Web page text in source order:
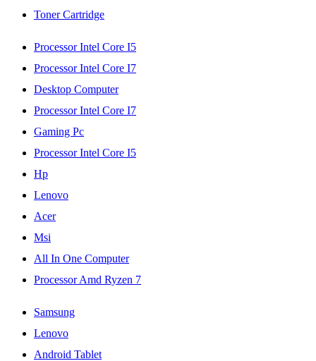
Toner Cartridge
Processor Intel Core I5
Processor Intel Core I7
Desktop Computer
Processor Intel Core I7
Gaming Pc
Processor Intel Core I5
Hp
Lenovo
Acer
Msi
All In One Computer
Processor Amd Ryzen 7
Samsung
Lenovo
Android Tablet